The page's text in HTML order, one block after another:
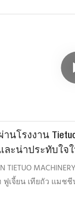
สมแอสฟัลต์ ผลิตภัณฑ์
ลต์ โรงงานรีไซเคิล
ลต์เย็น โรงงานผสม
านโรงงาน
ละน่าประทับใจ
ผลิต | โรงงานผ
TIETUO
เจี้ยน เทียถัว แมชชี